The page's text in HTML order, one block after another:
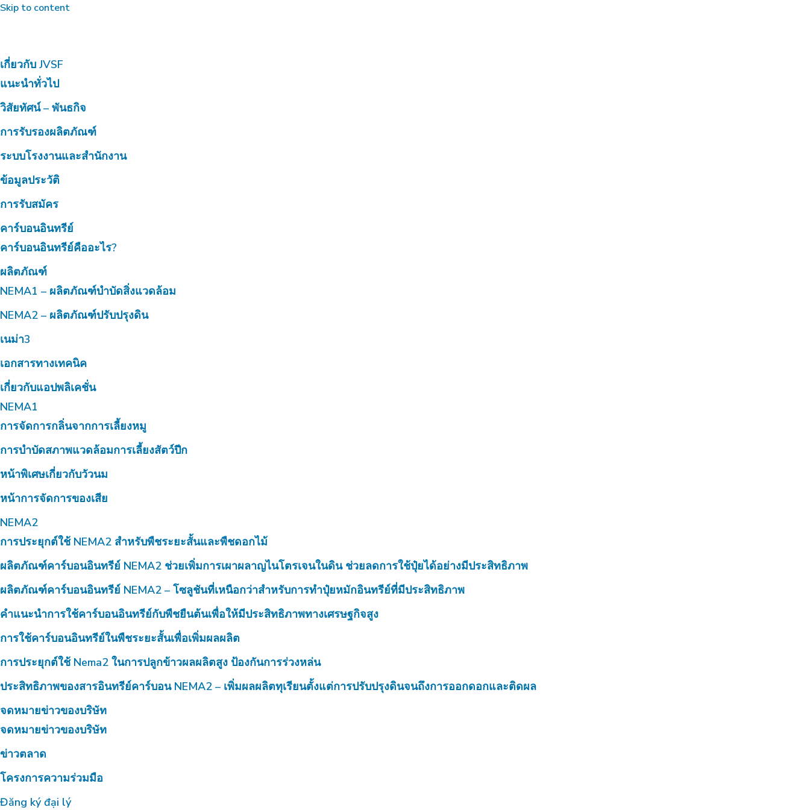
Skip to content
เกี่ยวกับ JVSF
แนะนำทั่วไป
วิสัยทัศน์ – พันธกิจ
การรับรองผลิตภัณฑ์
ระบบโรงงานและสำนักงาน
ข้อมูลประวัติ
การรับสมัคร
คาร์บอนอินทรีย์
คาร์บอนอินทรีย์คืออะไร?
ผลิตภัณฑ์
NEMA1 – ผลิตภัณฑ์บำบัดสิ่งแวดล้อม
NEMA2 – ผลิตภัณฑ์ปรับปรุงดิน
เนม่า3
เอกสารทางเทคนิค
เกี่ยวกับแอปพลิเคชั่น
NEMA1
การจัดการกลิ่นจากการเลี้ยงหมู
การบำบัดสภาพแวดล้อมการเลี้ยงสัตว์ปีก
หน้าพิเศษเกี่ยวกับวัวนม
หน้าการจัดการของเสีย
NEMA2
การประยุกต์ใช้ NEMA2 สำหรับพืชระยะสั้นและพืชดอกไม้
ผลิตภัณฑ์คาร์บอนอินทรีย์ NEMA2 ช่วยเพิ่มการเผาผลาญไนโตรเจนในดิน ช่วยลดการใช้ปุ๋ยได้อย่างมีประสิทธิภาพ
ผลิตภัณฑ์คาร์บอนอินทรีย์ NEMA2 – โซลูชันที่เหนือกว่าสำหรับการทำปุ๋ยหมักอินทรีย์ที่มีประสิทธิภาพ
คำแนะนำการใช้คาร์บอนอินทรีย์กับพืชยืนต้นเพื่อให้มีประสิทธิภาพทางเศรษฐกิจสูง
การใช้คาร์บอนอินทรีย์ในพืชระยะสั้นเพื่อเพิ่มผลผลิต
การประยุกต์ใช้ Nema2 ในการปลูกข้าวผลผลิตสูง ป้องกันการร่วงหล่น
ประสิทธิภาพของสารอินทรีย์คาร์บอน NEMA2 – เพิ่มผลผลิตทุเรียนตั้งแต่การปรับปรุงดินจนถึงการออกดอกและติดผล
จดหมายข่าวของบริษัท
จดหมายข่าวของบริษัท
ข่าวตลาด
โครงการความร่วมมือ
Đăng ký đại lý